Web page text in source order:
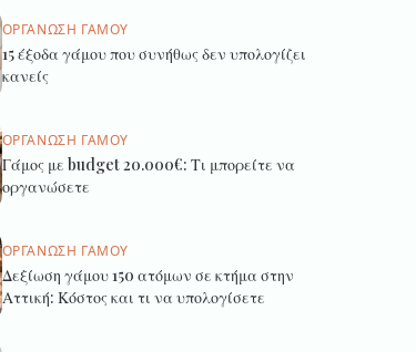
ΟΡΓΆΝΩΣΗ ΓΆΜΟΥ
15 έξοδα γάμου που συνήθως δεν υπολογίζει
κανείς
ΟΡΓΆΝΩΣΗ ΓΆΜΟΥ
Γάμος με budget 20.000€: Τι μπορείτε να
οργανώσετε
ΟΡΓΆΝΩΣΗ ΓΆΜΟΥ
Δεξίωση γάμου 150 ατόμων σε κτήμα στην
Αττική: Κόστος και τι να υπολογίσετε